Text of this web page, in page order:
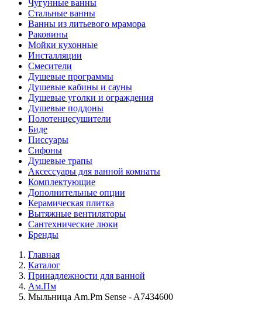
Чугунные ванны
Стальные ванны
Ванны из литьевого мрамора
Раковины
Мойки кухонные
Инсталляции
Смесители
Душевые программы
Душевые кабины и сауны
Душевые уголки и ограждения
Душевые поддоны
Полотенцесушители
Биде
Писсуары
Сифоны
Душевые трапы
Аксессуары для ванной комнаты
Комплектующие
Дополнительные опции
Керамическая плитка
Вытяжные вентиляторы
Сантехнические люки
Бренды
Главная
Каталог
Принадлежности для ванной
Ам.Пм
Мыльница Am.Pm Sense - A7434600